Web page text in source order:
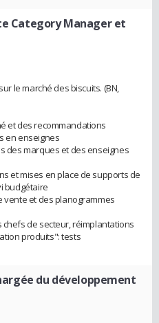
Category Manager et
le marché des biscuits. (BN,
et des recommandations
en enseignes
des marques et des enseignes
et mises en place de supports de
budgétaire
vente et des planogrammes
de secteur, réimplantations
produits": tests
du développement